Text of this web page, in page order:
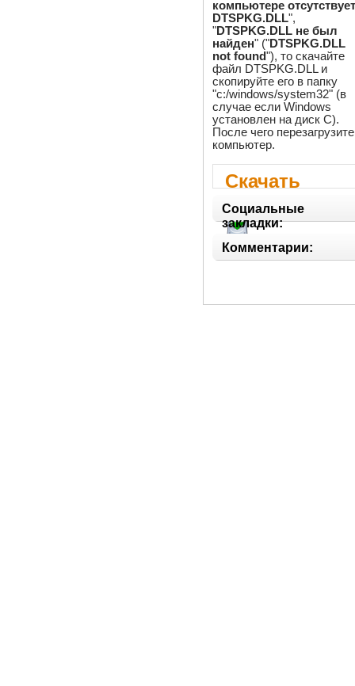
компьютере
DTSPKG.DLL",
"DTSPKG.DLL не был
найден" ("DTSPKG.DLL
not found"), то скачайте
файл DTSPKG.DLL и
скопируйте его в папку
"c:/windows/system32" (в
случае если Windows
установлен на диск C).
После чего перезагрузите
компьютер.
Скачать
DTSPKG.DLL
Социальные
закладки:
Комментарии: